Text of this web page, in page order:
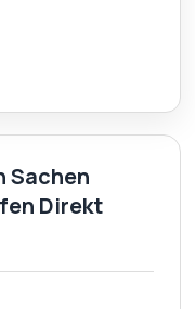
Sachen
Direkt